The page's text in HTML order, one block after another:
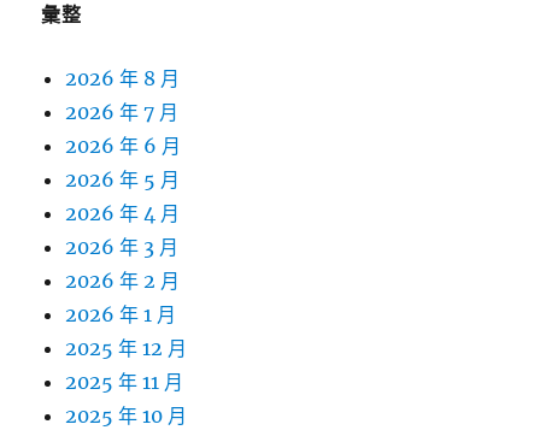
彙整
2026 年 8 月
2026 年 7 月
2026 年 6 月
2026 年 5 月
2026 年 4 月
2026 年 3 月
2026 年 2 月
2026 年 1 月
2025 年 12 月
2025 年 11 月
2025 年 10 月